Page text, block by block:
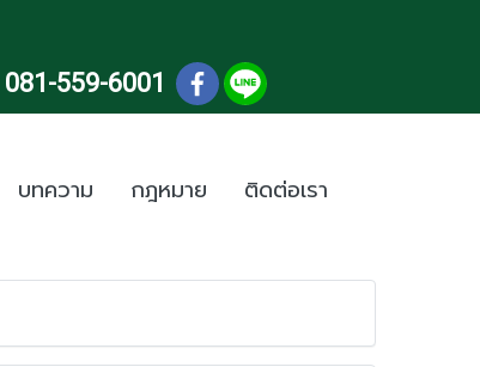
081-559-6001
บทความ กฎหมาย ติดต่อเรา